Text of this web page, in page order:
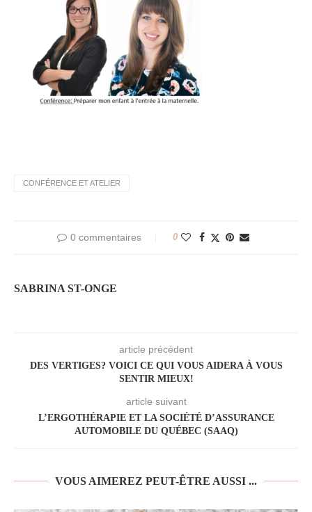
CONFÉRENCE ET ATELIER
0 commentaires 0
SABRINA ST-ONGE
article précédent
DES VERTIGES? VOICI CE QUI VOUS AIDERA À VOUS
SENTIR MIEUX!
article suivant
L’ERGOTHÉRAPIE ET LA SOCIÉTÉ D’ASSURANCE
AUTOMOBILE DU QUÉBEC (SAAQ)
VOUS AIMEREZ PEUT-ÊTRE AUSSI ...